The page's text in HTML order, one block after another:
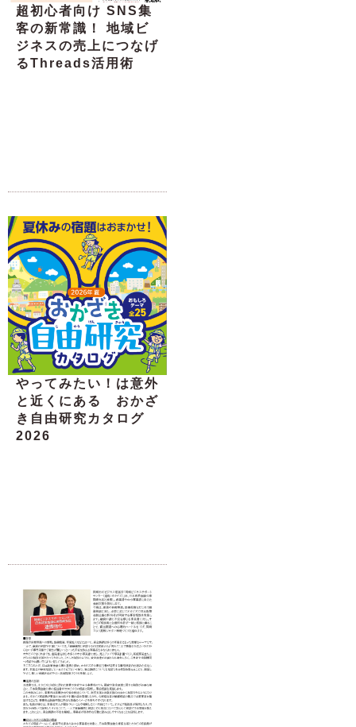
超初心者向け SNS集
客の新常識！ 地域ビ
ジネスの売上につなげ
るThreads活用術
やってみたい！は意外
と近くにある おかざ
き自由研究カタログ
2026